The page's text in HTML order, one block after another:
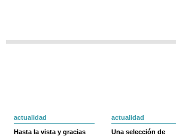
actualidad
Hasta la vista y gracias
actualidad
Una selección de